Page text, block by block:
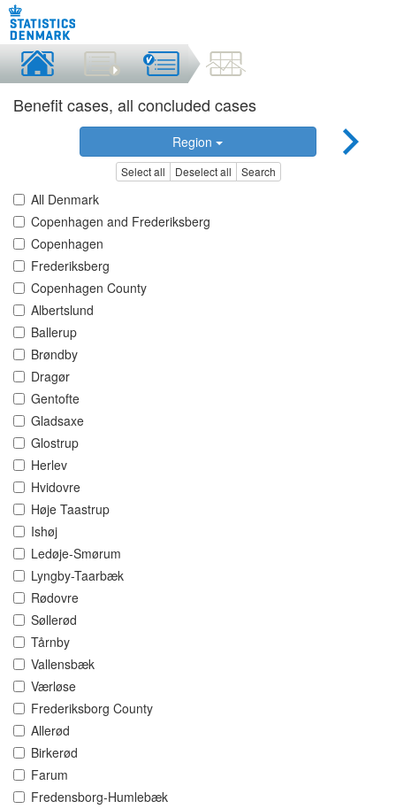
Benefit cases, all concluded cases
Region
Select all Deselect all Search
All Denmark
Copenhagen and Frederiksberg
Copenhagen
Frederiksberg
Copenhagen County
Albertslund
Ballerup
Brøndby
Dragør
Gentofte
Gladsaxe
Glostrup
Herlev
Hvidovre
Høje Taastrup
Ishøj
Ledøje-Smørum
Lyngby-Taarbæk
Rødovre
Søllerød
Tårnby
Vallensbæk
Værløse
Frederiksborg County
Allerød
Birkerød
Farum
Fredensborg-Humlebæk